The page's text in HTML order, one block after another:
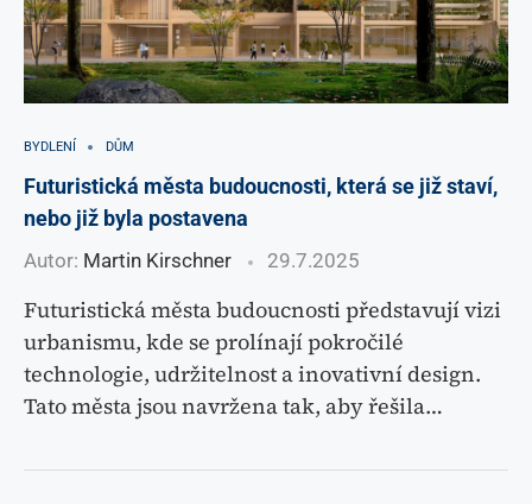
BYDLENÍ DŮM
Futuristická města budoucnosti, která se již staví,
nebo již byla postavena
Autor: Martin Kirschner 29.7.2025
Futuristická města budoucnosti představují vizi
urbanismu, kde se prolínají pokročilé
technologie, udržitelnost a inovativní design.
Tato města jsou navržena tak, aby řešila…